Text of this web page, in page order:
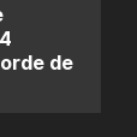
de